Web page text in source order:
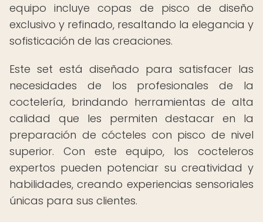
equipo incluye copas de pisco de diseño
exclusivo y refinado, resaltando la elegancia y
sofisticación de las creaciones.
Este set está diseñado para satisfacer las
necesidades de los profesionales de la
coctelería, brindando herramientas de alta
calidad que les permiten destacar en la
preparación de cócteles con pisco de nivel
superior. Con este equipo, los cocteleros
expertos pueden potenciar su creatividad y
habilidades, creando experiencias sensoriales
únicas para sus clientes.